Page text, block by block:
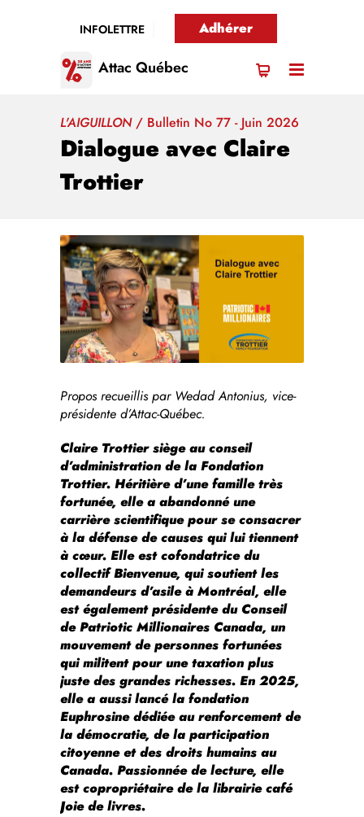
INFOLETTRE Adhérer
Attac Québec
L'AIGUILLON/ Bulletin No 77 - Juin 2026
Dialogue avec Claire
Trottier
Propos recueillis par Wedad Antonius, vice-
présidente d’Attac-Québec.
Claire Trottier siège au conseil
d’administration de la Fondation
Trottier. Héritière d’une famille très
fortunée, elle a abandonné une
carrière scientifique pour se consacrer
à la défense de causes qui lui tiennent
à cœur. Elle est cofondatrice du
collectif Bienvenue, qui soutient les
demandeurs d’asile à Montréal, elle
est également présidente du Conseil
de Patriotic Millionaires Canada, un
mouvement de personnes fortunées
qui militent pour une taxation plus
juste des grandes richesses. En 2025,
elle a aussi lancé la fondation
Euphrosine dédiée au renforcement de
la démocratie, de la participation
citoyenne et des droits humains au
Canada. Passionnée de lecture, elle
est copropriétaire de la librairie café
Joie de livres.